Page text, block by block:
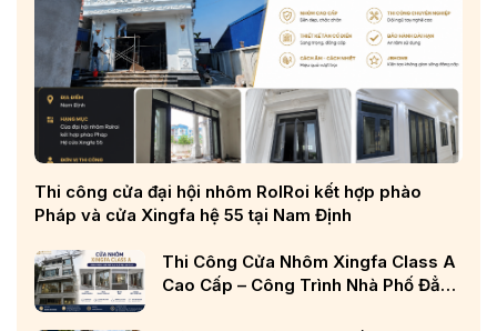
Thi công cửa đại hội nhôm RolRoi kết hợp phào
Pháp và cửa Xingfa hệ 55 tại Nam Định
Thi Công Cửa Nhôm Xingfa Class A
Cao Cấp – Công Trình Nhà Phố Đẳng